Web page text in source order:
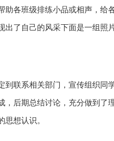
助各班级排练小品或相声，给
出了自己的风采下面是一组照
到联系相关部门，宣传组织同
，后期总结讨论，充分做到了
想认识。